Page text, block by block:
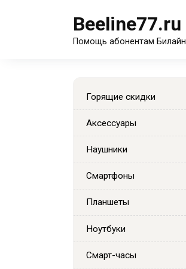
Beeline77.ru
Помощь абонентам Билайн
Горящие скидки
Аксессуары
Наушники
Смартфоны
Планшеты
Ноутбуки
Смарт-часы